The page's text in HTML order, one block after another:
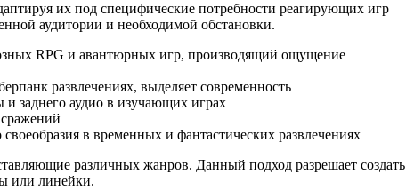
их под специфические потребности реагирующих игр
аудитории и необходимой обстановки.
RPG и авантюрных игр, производящий ощущение
развлечениях, выделяет современность
и заднего аудио в изучающих играх
в временных и фантастических развлечениях
различных жанров. Данный подход разрешает создать
или линейки.